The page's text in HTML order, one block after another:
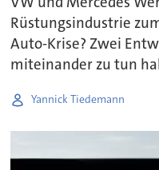
Rüstungsindustrie
Auto-Krise? Zwei
miteinander zu tun
Yannick Tiedemann